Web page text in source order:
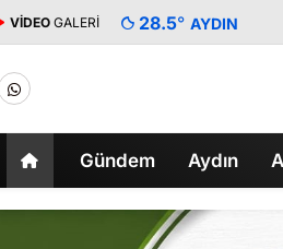
VİDEO GALERİ 28.5° AYDIN
Gündem Aydın